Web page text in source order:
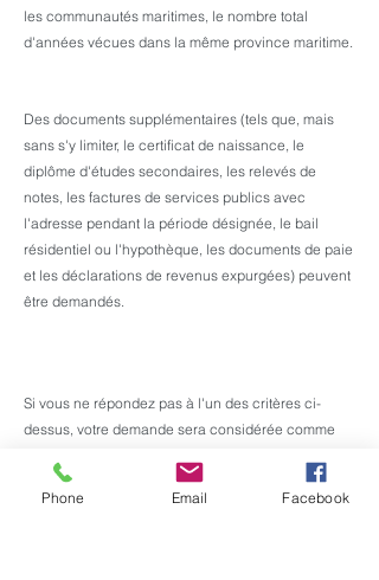
les communautés maritimes, le nombre total
d'années vécues dans la même province maritime.
Des documents supplémentaires (tels que, mais
sans s'y limiter, le certificat de naissance, le
diplôme d'études secondaires, les relevés de
notes, les factures de services publics avec
l'adresse pendant la période désignée, le bail
résidentiel ou l'hypothèque, les documents de paie
et les déclarations de revenus expurgées) peuvent
être demandés.
Si vous ne répondez pas à l'un des critères ci-
dessus, votre demande sera considérée comme
The New Brunswick Medical Education
Phone Email Facebook